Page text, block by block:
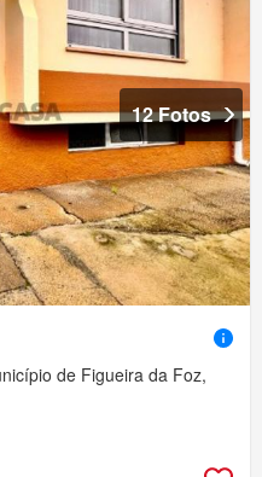
12 Fotos
de Figueira da Foz,